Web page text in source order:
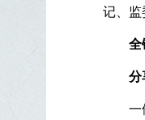
记、监
全
分
一